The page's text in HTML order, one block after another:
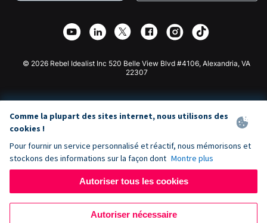
Partenariat d'affiliation
Bibliothèque
Application de don Webflow
Don Joomla
© 2026 Rebel Idealist Inc 520 Belle View Blvd #4106, Alexandria, VA
22307
Comme la plupart des sites internet, nous utilisons des
cookies !
Pour fournir un service personnalisé et réactif, nous mémorisons et
stockons des informations sur la façon dont Montre plus
Autoriser tous les cookies
Autoriser nécessaire